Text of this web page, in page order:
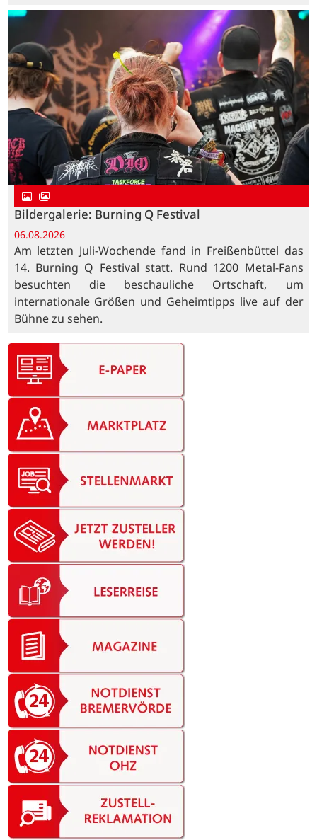
Bildergalerie: Burning Q Festival
06.08.2026
Am letzten Juli-Wochende fand in Freißenbüttel das
14. Burning Q Festival statt. Rund 1200 Metal-Fans
besuchten die beschauliche Ortschaft, um
internationale Größen und Geheimtipps live auf der
Bühne zu sehen.